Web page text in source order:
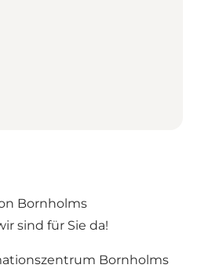
Bornholms
sind für Sie da!
Bornholms